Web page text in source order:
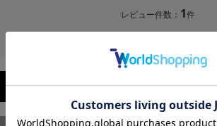
レビュー件数： 1件
レビューを閉じる